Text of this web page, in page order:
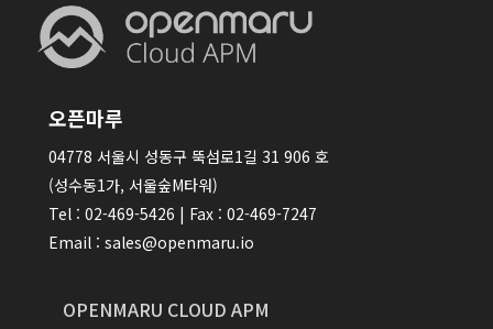
오픈마루
04778 서울시 성동구 뚝섬로1길 31 906 호
(성수동1가, 서울숲M타워)
Tel : 02-469-5426 | Fax : 02-469-7247
Email : sales@openmaru.io
OPENMARU CLOUD APM